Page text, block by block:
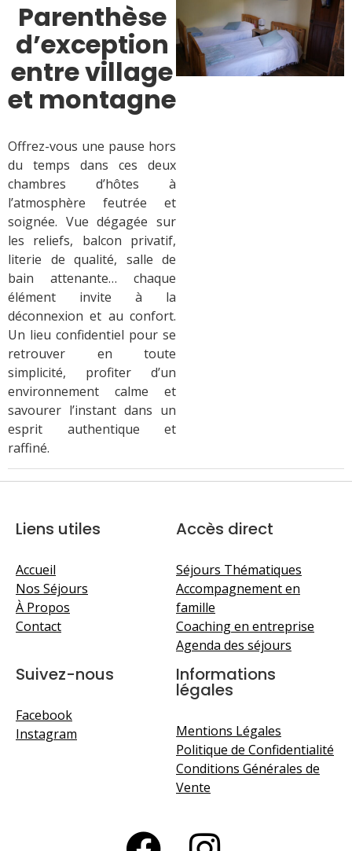
Parenthèse
d’exception
entre village
et montagne
Offrez-vous une pause hors
du temps dans ces deux
chambres d’hôtes à
l’atmosphère feutrée et
soignée. Vue dégagée sur
les reliefs, balcon privatif,
literie de qualité, salle de
bain attenante… chaque
élément invite à la
déconnexion et au confort.
Un lieu confidentiel pour se
retrouver en toute
simplicité, profiter d’un
environnement calme et
savourer l’instant dans un
esprit authentique et
raffiné.
Liens utiles
Accueil
Nos Séjours
À Propos
Contact
Accès direct
Séjours Thématiques
Accompagnement en
famille
Coaching en entreprise
Agenda des séjours
Suivez-nous
Facebook
Instagram
Informations
légales
Mentions Légales
Politique de Confidentialité
Conditions Générales de
Vente